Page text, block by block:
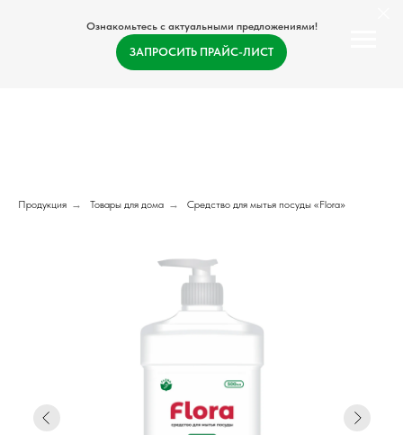
Ознакомьтесь с актуальными предложениями!
ЗАПРОСИТЬ ПРАЙС-ЛИСТ
Продукция → Товары для дома → Средство для мытья посуды «Flora»